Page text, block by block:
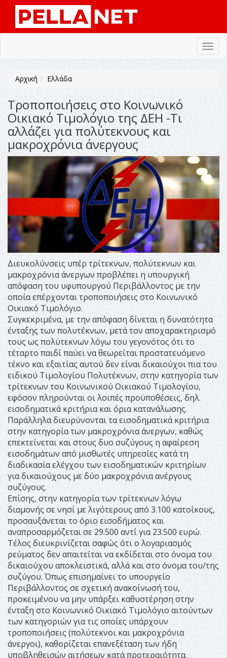
Αρχική Ελλάδα
Τροποποιήσεις στο Κοινωνικό
Οικιακό Τιμολόγιο της ΔΕΗ -Τι
αλλάζει για πολύτεκνους και
μακροχρόνια άνεργους
Διευκολύνσεις υπέρ τρίτεκνων, πολύτεκνων και
μακροχρόνια άνεργων προβλέπει η υπουργική
απόφαση του υφυπουργού Περιβάλλοντος με την
οποία επέρχονται τροποποιήσεις στο Κοινωνικό
Οικιακό Τιμολόγιο.
Συγκεκριμένα, με την απόφαση δίνεται η δυνατότητα
ένταξης των πολυτέκνων, μετά τον αποχαρακτηρισμό
τους ως πολύτεκνων λόγω του γεγονότος ότι το
τέταρτο παιδί παύει να θεωρείται προστατευόμενο
τέκνο και εξαιτίας αυτού δεν είναι δικαιούχοι πια του
ειδικού Τιμολογίου Πολυτέκνων, στην κατηγορία των
τρίτεκνων του Κοινωνικού Οικιακού Τιμολογίου,
εφόσον πληρούνται οι λοιπές προϋποθέσεις, δηλ.
εισοδηματικά κριτήρια και όρια κατανάλωσης.
Παράλληλα διευρύνονται τα εισοδηματικά κριτήρια
στην κατηγορία των μακροχρόνια άνεργων, καθώς
επεκτείνεται και στους δυο συζύγους η αφαίρεση
εισοδημάτων από μισθωτές υπηρεσίες κατά τη
διαδικασία ελέγχου των εισοδηματικών κριτηρίων
για δικαιούχους με δύο μακροχρόνια ανέργους
συζύγους.
Επίσης, στην κατηγορία των τρίτεκνων λόγω
διαμονής σε νησί με λιγότερους από 3.100 κατοίκους,
προσαυξάνεται το όριο εισοδήματος και
αναπροσαρμόζεται σε 29.500 αντί για 23.500 ευρώ.
Τέλος διευκρινίζεται σαφώς ότι ο λογαριασμός
ρεύματος δεν απαιτείται να εκδίδεται στο όνομα του
δικαιούχου αποκλειστικά, αλλά και στο όνομα του/της
συζύγου. Όπως επισημαίνει το υπουργείο
Περιβάλλοντος σε σχετική ανακοίνωσή του,
προκειμένου να μην υπάρξει καθυστέρηση στην
ένταξη στο Κοινωνικό Οικιακό Τιμολόγιο αιτούντων
των κατηγοριών για τις οποίες υπάρχουν
τροποποιήσεις (πολύτεκνοι και μακροχρόνια
άνεργοι), καθορίζεται επανεξέταση των ήδη
υποβληθεισών αιτήσεων κατά προτεραιότητα.